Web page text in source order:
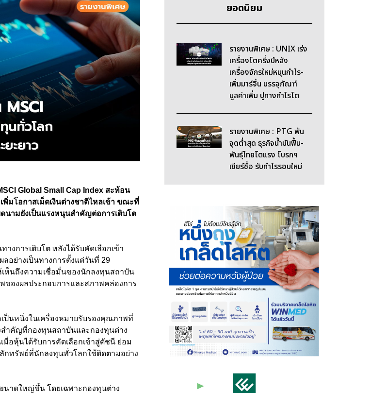
Global Small Cap Index สะท้อน
มโอกาสเม็ดเงินต่างชาติไหลเข้า ขณะที่
นามยังเป็นแรงหนุนสำคัญต่อการเติบโต
งการเติบโต หลังได้รับคัดเลือกเข้า
อย่างเป็นทางการตั้งแต่วันที่ 29
ห็นถึงความเชื่อมั่นของนักลงทุนสถาบัน
องผลประกอบการและสภาพคล่องการ
ป็นหนึ่งในเครื่องหมายรับรองคุณภาพที่
สำคัญที่กองทุนสถาบันและกองทุนต่าง
มื่อหุ้นได้รับการคัดเลือกเข้าสู่ดัชนี ย่อม
กทรัพย์ที่นักลงทุนทั่วโลกใช้ติดตามอย่าง
นาดใหญ่ขึ้น โดยเฉพาะกองทุนต่าง
ยอดนิยม
รายงานพิเศษ : UNIX เร่ง
เครื่องโตครึ่งปีหลัง
เครื่องจักรใหม่หนุนกำไร-
เพิ่มมาร์จิ้น บรรจุภัณฑ์
มูลค่าเพิ่ม ปูทางกำไรโต
รายงานพิเศษ : PTG พ้น
จุดต่ำสุด ธุรกิจน้ำมันฟื้น-
พันธุ์ไทยโตแรง โบรกฯ
เชียร์ซื้อ รับกำไรรอบใหม่